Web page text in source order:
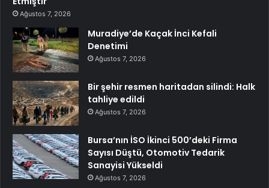
Ağustos 7, 2026
Muradiye’de Kaçak İnci Kefali
Denetimi
Ağustos 7, 2026
Bir şehir resmen haritadan silindi: Halk
tahliye edildi
Ağustos 7, 2026
Bursa’nın İSO İkinci 500’deki Firma
Sayısı Düştü, Otomotiv Tedarik
Sanayisi Yükseldi
Ağustos 7, 2026